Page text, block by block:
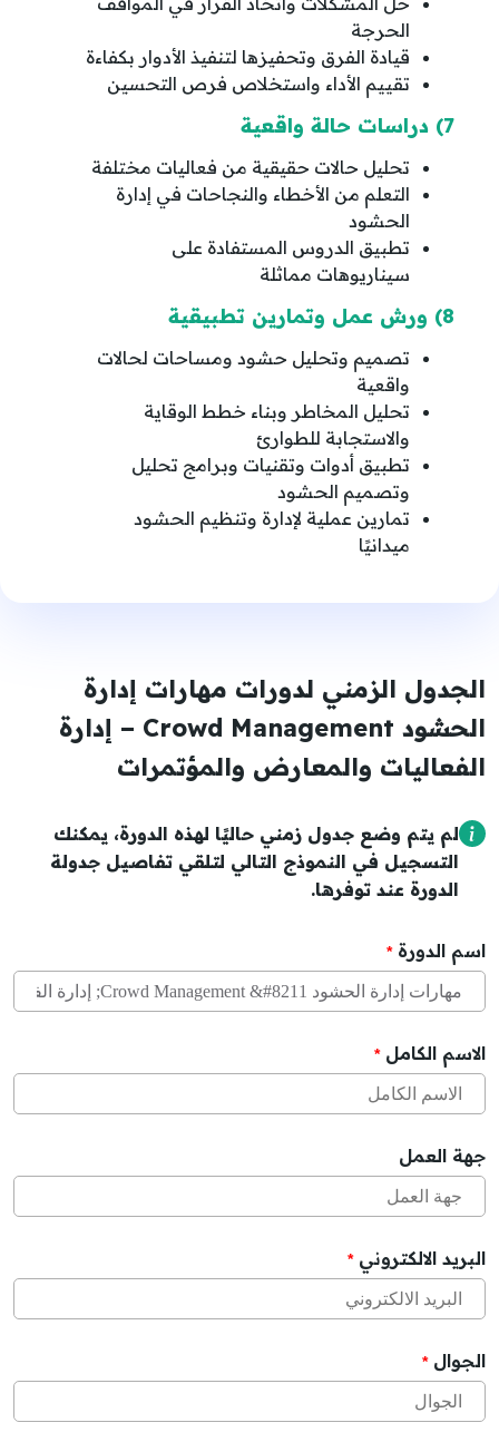
الحرجة
قيادة الفرق وتحفيزها لتنفيذ الأدوار بكفاءة
تقييم الأداء واستخلاص فرص التحسين
7) دراسات حالة واقعية
تحليل حالات حقيقية من فعاليات مختلفة
التعلم من الأخطاء والنجاحات في إدارة
الحشود
تطبيق الدروس المستفادة على
سيناريوهات مماثلة
8) ورش عمل وتمارين تطبيقية
تصميم وتحليل حشود ومساحات لحالات
واقعية
تحليل المخاطر وبناء خطط الوقاية
والاستجابة للطوارئ
تطبيق أدوات وتقنيات وبرامج تحليل
وتصميم الحشود
تمارين عملية لإدارة وتنظيم الحشود
ميدانيًا
الجدول الزمني لدورات مهارات إدارة
الحشود Crowd Management – إدارة
الفعاليات والمعارض والمؤتمرات
لم يتم وضع جدول زمني حاليًا لهذه الدورة، يمكنك
التسجيل في النموذج التالي لتلقي تفاصيل جدولة
الدورة عند توفرها.
اسم الدورة *
الاسم الكامل *
جهة العمل
البريد الالكتروني *
الجوال *